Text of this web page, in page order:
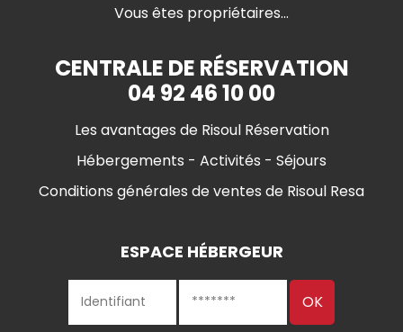
Vous êtes propriétaires...
CENTRALE DE RÉSERVATION
04 92 46 10 00
Les avantages de Risoul Réservation
Hébergements - Activités - Séjours
Conditions générales de ventes de Risoul Resa
ESPACE HÉBERGEUR